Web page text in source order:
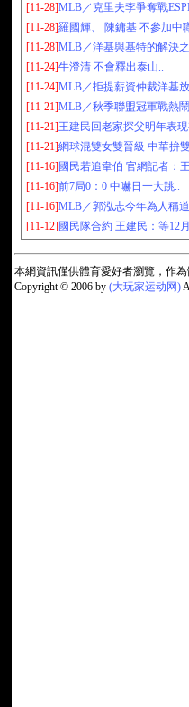
[11-28]MLB／克里夫李爭奪戰
[11-28]羅國輝、 陳鏞基 不參加中
[11-28]MLB／洋基與基特的解決
[11-24]牛澄清 不會釋出泰山..
[11-24]MLB／拒提薪資仲裁洋基
[11-21]MLB／秋季聯盟冠軍戰熱
[11-21]王建民回老家探父明年表
[11-21]網球混雙女雙晉級 中華拚
[11-16] 國民若追韋伯 官網記者：
[11-16]前7局0：0 中嚇日一大跳..
[11-16]MLB／郭泓志今年為人稱
[11-12] 國民隊合約 王建民：等12
本網資訊僅供體育愛好者瀏覽，作
Copyright © 2006 by (大玩家运动网)